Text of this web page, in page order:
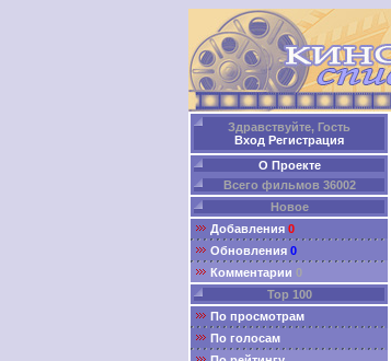
Здравствуйте, Гость
Вход Регистрация
О Проекте
Всего фильмов 36002
Новое
Добавления 0
Обновления 0
Комментарии 0
Top 100
По просмотрам
По голосам